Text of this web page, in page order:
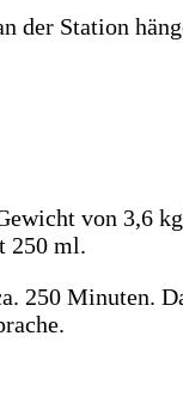
Station
von 3,6
250 ml.
250 Minuten.